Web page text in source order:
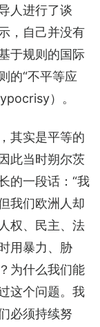
人进行了谈
，自己并没有
于规则的国际
的“不平等应
）。
其实是平等的
此当时朔尔茨
的一段话：“我
我们欧洲人却
权、民主、法
用暴力、胁
为什么我们能
这个问题。我
必须持续努